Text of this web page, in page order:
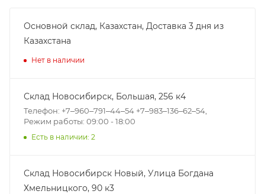
Основной склад, Казахстан, Доставка 3 дня из
Казахстана
Нет в наличии
Склад Новосибирск, ​Большая, 256 к4
Телефон: +7‒960‒791‒44‒54 +7‒983‒136‒62‒54,
Режим работы: 09:00 - 18:00
Есть в наличии: 2
Склад Новосибирск Новый, ​Улица Богдана
Хмельницкого, 90 к3